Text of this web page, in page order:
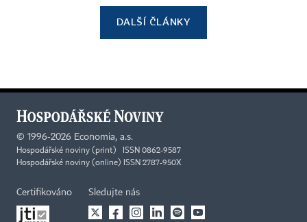
DALŠÍ ČLÁNKY
© 1996-2026 Economia, a.s.
Hospodářské noviny (print) ISSN 0862-9587
Hospodářské noviny (online) ISSN 2787-950X
Certifikováno Sledujte nás